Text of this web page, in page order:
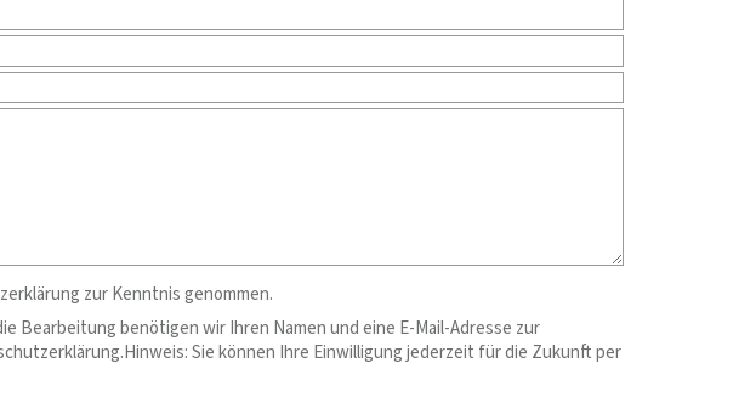
zur Kenntnis genommen.
Bearbeitung benötigen wir Ihren Namen und eine E-Mail-Adresse zur
Sie können Ihre Einwilligung jederzeit für die Zukunft per